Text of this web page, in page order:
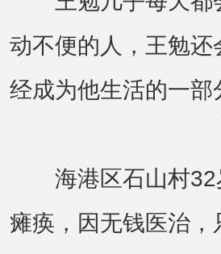
动不便的人，王勉
经成为他生活的一部
海港区石山村32
瘫痪，因无钱医治